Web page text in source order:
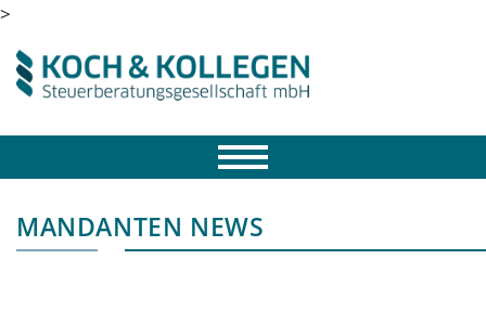
>
MANDANTEN NEWS